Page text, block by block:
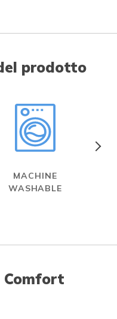
prodotto
MACHINE
WASHABLE
Comfort